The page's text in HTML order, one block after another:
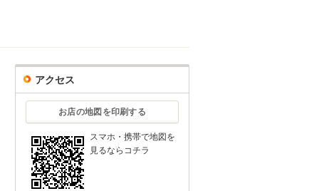
アクセス
お店の地図を印刷する
スマホ・携帯で地図を
見るならコチラ